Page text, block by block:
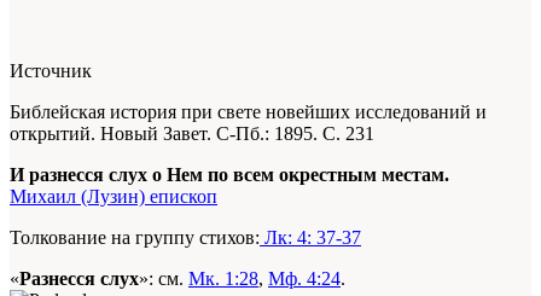
Источник
Библейская история при свете новейших исследований и
открытий. Новый Завет. С-Пб.: 1895. С. 231
И разнесся слух о Нем по всем окрестным местам.
Михаил (Лузин) епископ
Толкование на группу стихов: Лк: 4: 37-37
«Разнесся слух»: см. Мк. 1:28, Мф. 4:24.